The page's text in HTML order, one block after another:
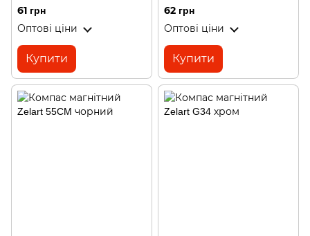
61 грн
Оптові ціни
Купити
62 грн
Оптові ціни
Купити